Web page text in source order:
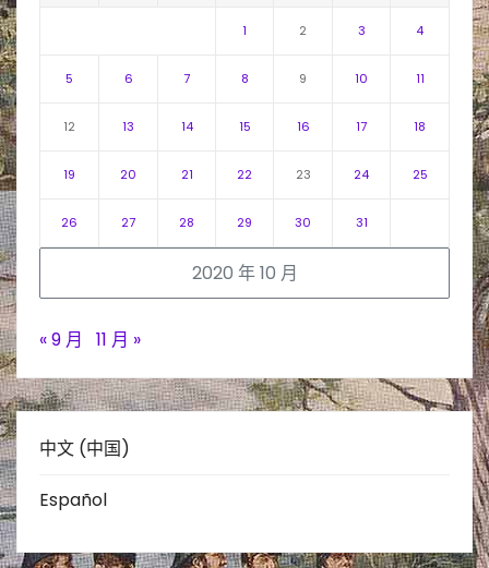
2020 年 10 月
1 2 3 4
5 6 7 8 9 10 11
12 13 14 15 16 17 18
19 20 21 22 23 24 25
26 27 28 29 30 31
« 9 月 11 月 »
中文 (中国)
Español